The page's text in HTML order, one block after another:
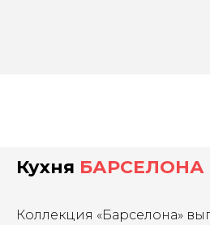
Кухня БАРСЕЛОНА
Коллекция «Барселона»